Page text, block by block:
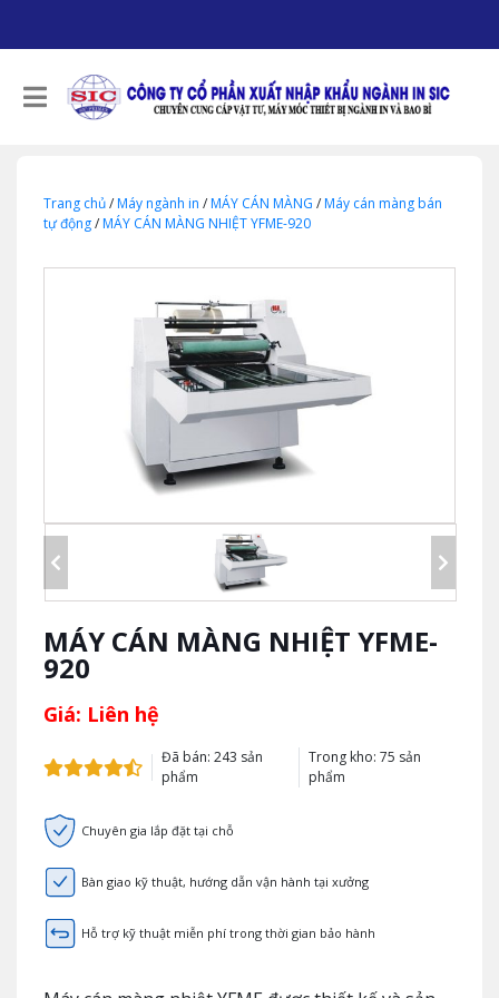
Trang chủ/Máy ngành in /MÁY CÁN MÀNG /Máy cán màng bán
tự động/MÁY CÁN MÀNG NHIỆT YFME-920
MÁY CÁN MÀNG NHIỆT YFME-
920
Giá: Liên hệ
Đã bán: 243 sản
phẩm
Trong kho: 75 sản
phẩm
Chuyên gia lắp đặt tại chỗ
Bàn giao kỹ thuật, hướng dẫn vận hành tại xưởng
Hỗ trợ kỹ thuật miễn phí trong thời gian bảo hành